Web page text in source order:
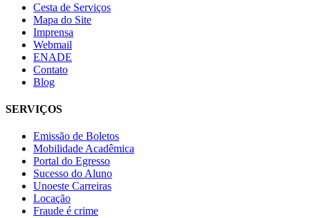
Cesta de Serviços
Mapa do Site
Imprensa
Webmail
ENADE
Contato
Blog
SERVIÇOS
Emissão de Boletos
Mobilidade Acadêmica
Portal do Egresso
Sucesso do Aluno
Unoeste Carreiras
Locação
Fraude é crime